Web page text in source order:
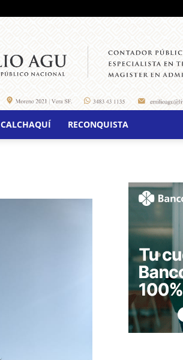
CALCHAQUÍ RECONQUISTA